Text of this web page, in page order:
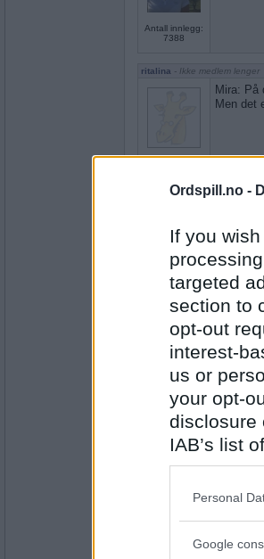
Ordspill.no -
If you
targeted
section to
opt-out
interest-
us or
your opt-
disclosure
IAB’s list
also be
Please
Personal
Google
Antall innlegg:
7388
ritalina - Ikke medlem lenger
Mira: På
Men det
Antall innlegg:
44845
Cygnus
Antall innlegg:
44845
At nå
seg
At det